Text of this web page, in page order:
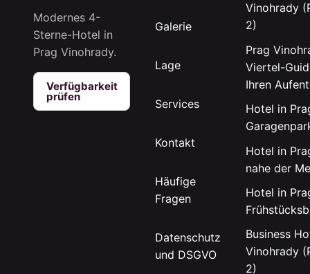
Modernes 4-
Sterne-Hotel in
Prag Vinohrady.
Verfügbarkeit
prüfen
Galerie
Lage
Services
Kontakt
Häufige
Fragen
Datenschutz
und DSGVO
Vinohrady
2)
Prag
Viertel-
Ihren
Hotel in
Hotel in
nahe der
Hotel in
Business
Vinohrady
2)